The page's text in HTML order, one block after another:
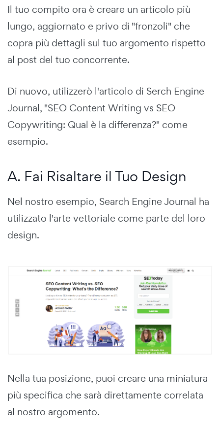
Il tuo compito ora è creare un articolo più
lungo, aggiornato e privo di "fronzoli" che
copra più dettagli sul tuo argomento rispetto
al post del tuo concorrente.
Di nuovo, utilizzerò l'articolo di Serch Engine
Journal, "SEO Content Writing vs SEO
Copywriting: Qual è la differenza?" come
esempio.
A. Fai Risaltare il Tuo Design
Nel nostro esempio, Search Engine Journal ha
utilizzato l'arte vettoriale come parte del loro
design.
Nella tua posizione, puoi creare una miniatura
più specifica che sarà direttamente correlata
al nostro argomento.